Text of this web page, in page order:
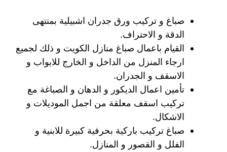
صباغ و تركيب ورق جدران اشبيلية بمنتهى
الدقة و الاحتراف.
القيام باعمال صباغ منازل الكويت و ذلك لجميع
ارجاء المنزل من الداخل و الخارج للابواب و
الاسقف و الجدران.
تأمين اعمال الديكور و الدهان و الصباغة مع
تركيب اسقف معلقة من اجمل الموديلات و
الاشكال.
صباغ تركيب باركية بحرفية كبيرة للابنية و
الفلل و القصور و المنازل.